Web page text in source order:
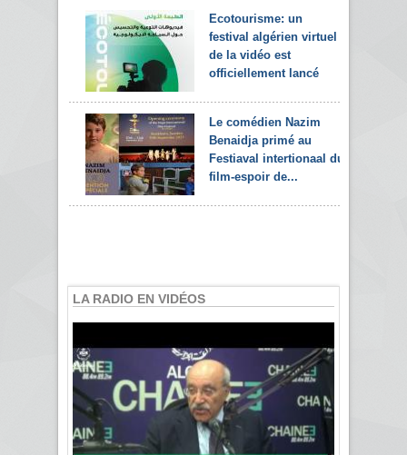
Ecotourisme: un
festival algérien virtuel
de la vidéo est
officiellement lancé
Le comédien Nazim
Benaidja primé au
Festiaval intertionaal du
film-espoir de...
LA RADIO EN VIDÉOS